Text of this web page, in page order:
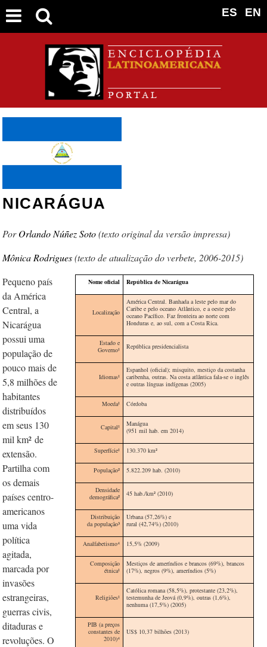
EN
ES
NICARÁGUA
Orlando Núñez Soto(texto original da versão impressa)
Mônica Rodrigues(texto de atualização do verbete, 2006-2015)
Nome oficial República de Nicarágua
Localização
América Central. Banhada a leste pelo mar do
Caribe e pelo oceano Atlântico, e a oeste pelo
oceano Pacífico. Faz fronteira ao norte com
Honduras e, ao sul, com a Costa Rica.
Estado e
Governo¹
República presidencialista
Idiomas¹
Espanhol (oficial); misquito, mestiço da costanha
caribenha, outras. Na costa atlântica fala-se o inglês
e outras línguas indígenas (2005)
Moeda¹ Córdoba
Capital¹
Manágua
(951 mil hab. em 2014)
Superfície¹ 130.370 km²
População² 5.822.209 hab. (2010)
Densidade
demográfica²
45 hab./km²(2010)
Distribuição
da população³
Urbana (57,26%) e
rural (42,74%) (2010)
Analfabetismo⁴ 15,5% (2009)
Composição
étnica¹
Mestiços de ameríndios e brancos (69%), brancos
(17%), negros (9%), ameríndios (5%)
Religiões¹
Católica romana (58,5%), protestante (23,2%),
testemunha de Jeová (0,9%), outras (1,6%),
nenhuma (17,5%) (2005)
PIB (a preços
constantes de
2010)⁴
US$ 10,37 bilhões (2013)
Pequeno país
da América
Central, a
Nicarágua
possui uma
população de
pouco mais de
5,8 milhões de
habitantes
distribuídos
em seus 130
mil km² de
extensão.
Partilha com
os demais
países centro-
americanos
uma vida
política
agitada,
marcada por
invasões
estrangeiras,
guerras civis,
ditaduras e
revoluções. O